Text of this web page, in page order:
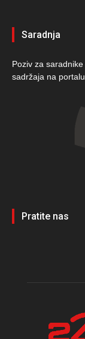
Saradnja
Poziv za
sadržaja na
Pratite nas